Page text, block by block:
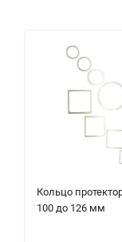
Кольцо
100 до 126 мм